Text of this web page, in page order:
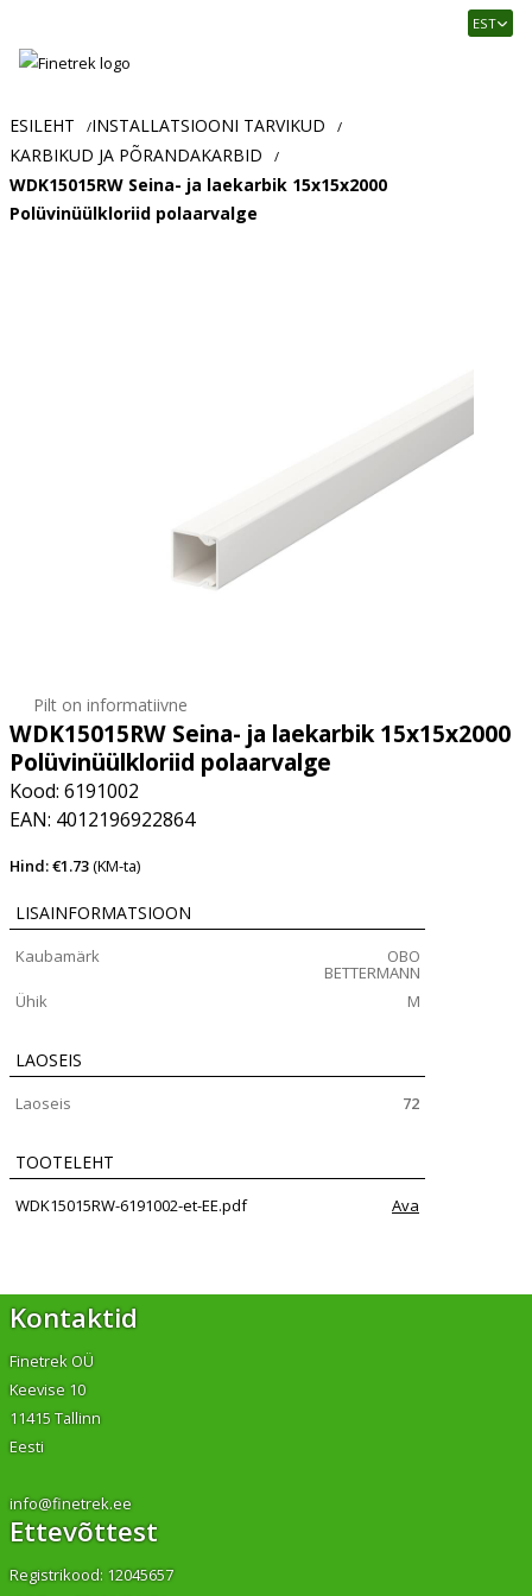
Usaldusväärne
ja
tööstusautomaatika
pood
EST
ESILEHT /INSTALLATSIOONI TARVIKUD /
KARBIKUD JA PÕRANDAKARBID /
WDK15015RW Seina- ja laekarbik 15x15x2000
Polüvinüülkloriid polaarvalge
Pilt on informatiivne
WDK15015RW Seina- ja laekarbik 15x15x2000
Polüvinüülkloriid polaarvalge
Kood: 6191002
EAN: 4012196922864
Hind: €1.73(KM-ta)
LISAINFORMATSIOON
Kaubamärk OBO
BETTERMANN
Ühik
M
LAOSEIS
Laoseis 72
TOOTELEHT
WDK15015RW-6191002-et-EE.pdf Ava
Kontaktid
Finetrek OÜ
Keevise 10
11415 Tallinn
Eesti
info@finetrek.ee
Ettevõttest
Registrikood: 12045657